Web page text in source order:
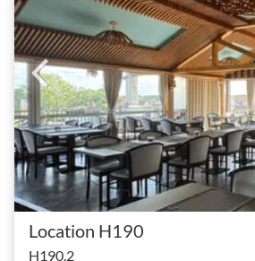
Location H190
H190.2